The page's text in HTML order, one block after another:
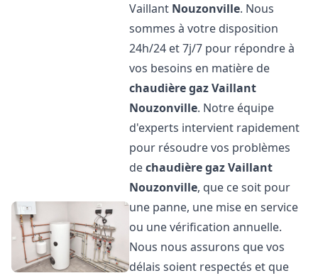
Vaillant Nouzonville. Nous
sommes à votre disposition
24h/24 et 7j/7 pour répondre à
vos besoins en matière de
chaudière gaz Vaillant
Nouzonville. Notre équipe
d'experts intervient rapidement
pour résoudre vos problèmes
dechaudière gaz Vaillant
Nouzonville, que ce soit pour
une panne, une mise en service
ou une vérification annuelle.
Nous nous assurons que vos
délais soient respectés et que